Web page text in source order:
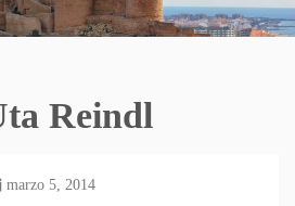
Reindl
marzo 5, 2014